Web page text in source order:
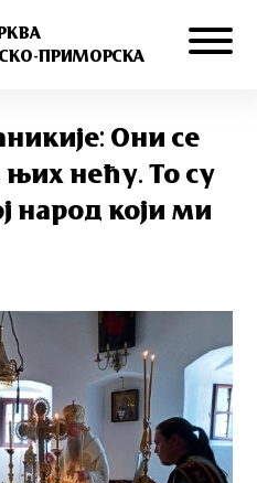
ПРИМОРСКА
Они се
њих нећу. То су
народ који ми